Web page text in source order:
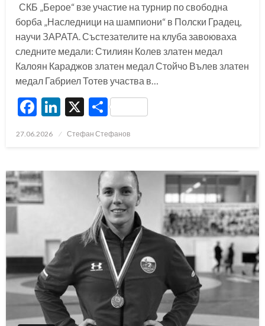
СКБ „Берое“ взе участие на турнир по свободна
борба „Наследници на шампиони“ в Полски Градец,
научи ЗАРАТА. Състезателите на клуба завоюваха
следните медали: Стилиян Колев златен медал
Калоян Караджов златен медал Стойчо Вълев златен
медал Габриел Тотев участва в…
Facebook
LinkedIn
X Share
Posted
27.06.2026 Стефан Стефанов